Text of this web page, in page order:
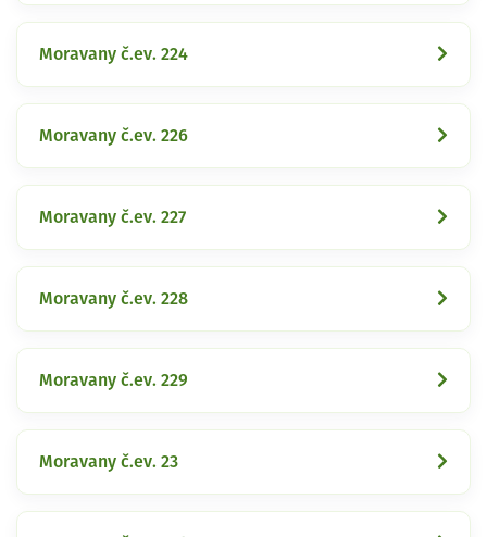
Moravany č.ev. 224
Moravany č.ev. 226
Moravany č.ev. 227
Moravany č.ev. 228
Moravany č.ev. 229
Moravany č.ev. 23